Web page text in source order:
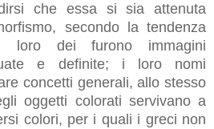
che essa si sia attenuta
secondo la tendenza
loro dei furono immagini
e definite; i loro nomi
concetti generali, allo stesso
oggetti colorati servivano a
colori, per i quali i greci non